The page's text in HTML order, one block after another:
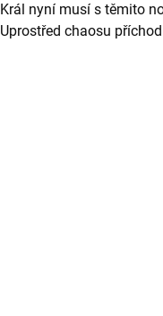
Král nyní musí s těmito
Uprostřed chaosu